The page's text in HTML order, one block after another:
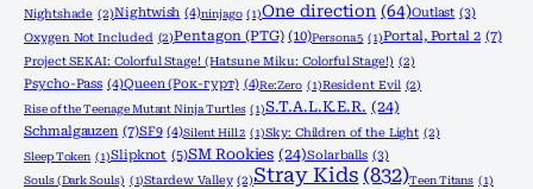
Nightshade (2)Nightwish (4)ninjago (1)One direction (64)Outlast (3)
Oxygen Not Included (2)Pentagon (PTG) (10)Persona 5 (1)Portal, Portal 2 (7)
Project SEKAI: Colorful Stage! (Hatsune Miku: Colorful Stage!) (2)
Psycho-Pass (4)Queen (Рок-гурт) (4)Re:Zero (1)Resident Evil (2)
Rise of the Teenage Mutant Ninja Turtles (1)S.T.A.L.K.E.R. (24)
Schmalgauzen (7)SF9 (4)Silent Hill 2 (1)Sky: Children of the Light (2)
Sleep Token (1)Slipknot (5)SM Rookies (24)Solarballs (3)
Souls (Dark Souls) (1)Stardew Valley (2)Stray Kids (832)Teen Titans (1)